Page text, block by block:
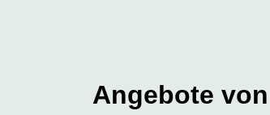
Angebote